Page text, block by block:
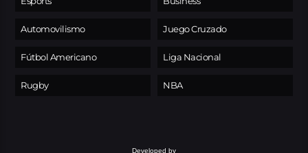
Automovilismo
Fútbol Americano
Rugby
Juego Cruzado
Liga Nacional
NBA
Developed by